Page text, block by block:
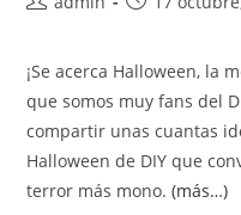
¡Se acerca Halloween, la
que somos muy fans del
compartir unas cuantas
Halloween de DIY que
terror más mono.(más…)